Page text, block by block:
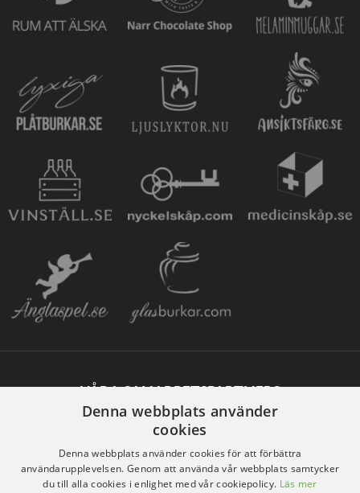
VÅRA SAMARBETSPARTNERS
Denna webbplats använder
cookies
Denna webbplats använder cookies för att förbättra
användarupplevelsen. Genom att använda vår webbplats samtycker
du till alla cookies i enlighet med vår cookiepolicy. Läs mer